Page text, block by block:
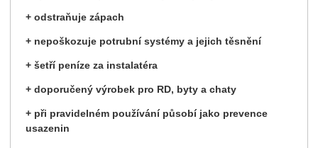
+ odstraňuje zápach
+ nepoškozuje potrubní systémy a jejich těsnění
+ šetří peníze za instalatéra
+ doporučený výrobek pro RD, byty a chaty
+ při pravidelném používání působí jako prevence
usazenin